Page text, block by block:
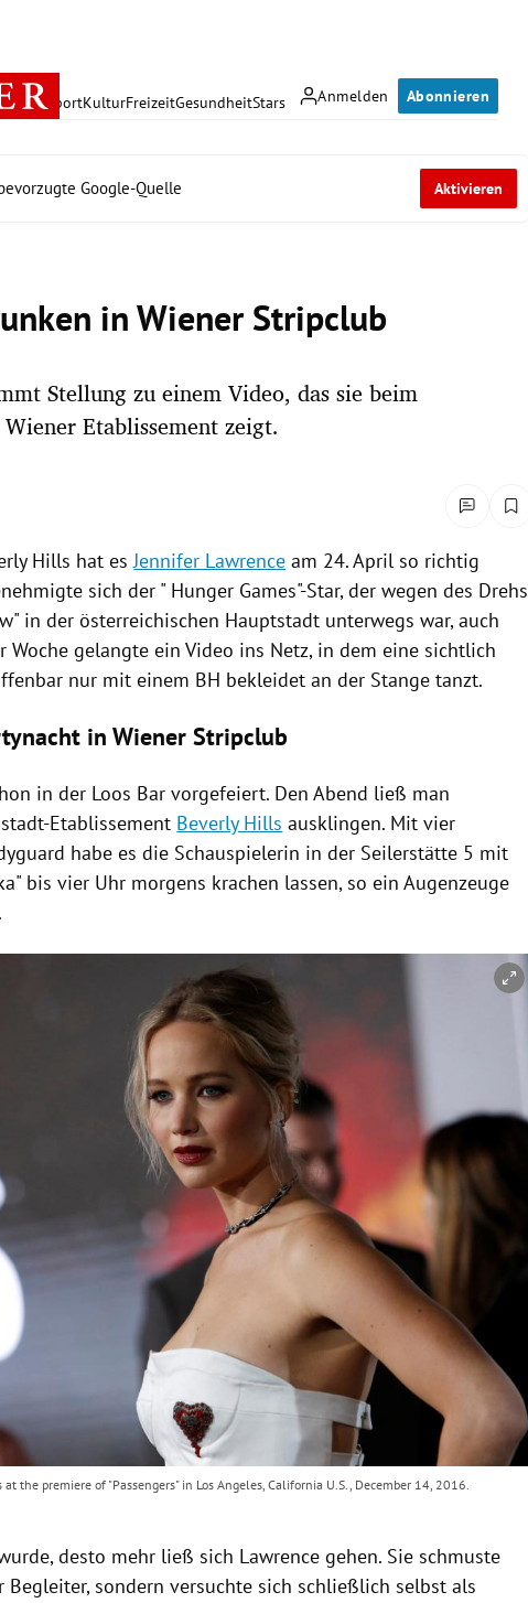
Anmelden Abonnieren
SportKulturFreizeitGesundheitStars
Google-Quelle Aktivieren
in Wiener Stripclub
Stellung zu einem Video, das sie beim
Etablissement zeigt.
Hills hat esJennifer Lawrence am 24. April so richtig
sich der " Hunger Games"-Star, der wegen des Drehs
in der österreichischen Hauptstadt unterwegs war, auch
Woche gelangte ein Video ins Netz, in dem eine sichtlich
nur mit einem BH bekleidet an der Stange tanzt.
in Wiener Stripclub
in der Loos Bar vorgefeiert. Den Abend ließ man
Etablissement Beverly Hills ausklingen. Mit vier
habe es die Schauspielerin in der Seilerstätte 5 mit
bis vier Uhr morgens krachen lassen, so ein Augenzeuge
the premiere of "Passengers" in Los Angeles, California U.S., December 14, 2016.
desto mehr ließ sich Lawrence gehen. Sie schmuste
sondern versuchte sich schließlich selbst als